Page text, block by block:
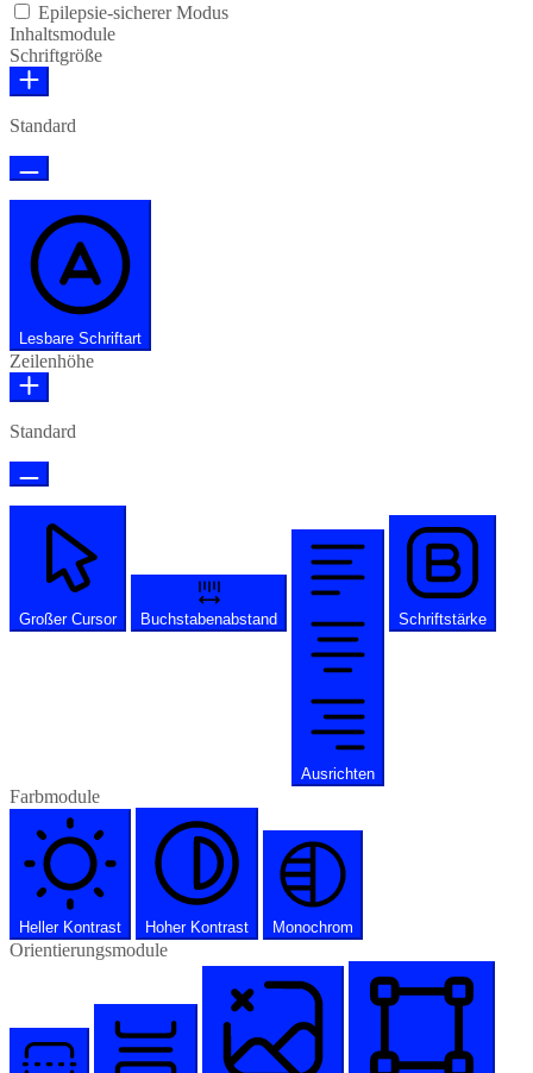
Epilepsie-sicherer Modus
Inhaltsmodule
Schriftgröße
Standard
Lesbare Schriftart
Zeilenhöhe
Standard
Großer Cursor Buchstabenabstand
Ausrichten
Schriftstärke
Farbmodule
Heller Kontrast Hoher Kontrast Monochrom
Orientierungsmodule